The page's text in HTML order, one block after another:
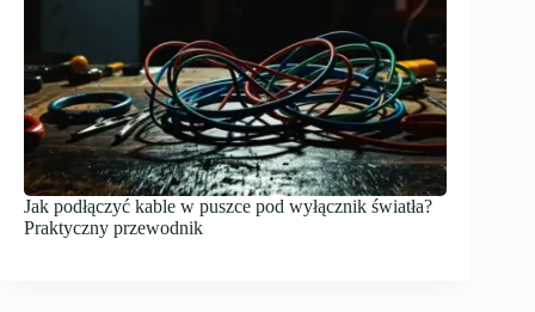
Jak podłączyć kable w puszce pod wyłącznik światła?
Praktyczny przewodnik